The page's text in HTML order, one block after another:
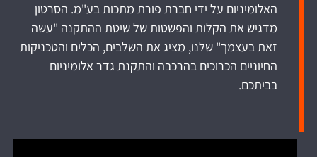
האלומיניום על ידי חברת פורת מתכות בע"מ. הסרטון
מדגיש את הקלות והפשטות של שיטת ההתקנה "עשה
זאת בעצמך" שלנו, מציג את השלבים, הכלים והטכניקות
החיוניים הכרוכים בהרכבה והתקנת גדר אלומיניום
בביתכם.